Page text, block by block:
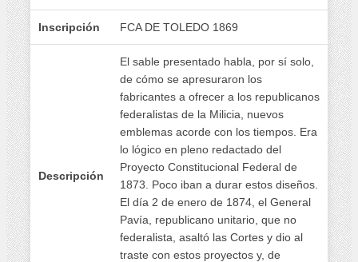
Inscripción FCA DE TOLEDO 1869
Descripción
El sable presentado habla, por sí solo,
de cómo se apresuraron los
fabricantes a ofrecer a los republicanos
federalistas de la Milicia, nuevos
emblemas acorde con los tiempos. Era
lo lógico en pleno redactado del
Proyecto Constitucional Federal de
1873. Poco iban a durar estos diseños.
El día 2 de enero de 1874, el General
Pavía, republicano unitario, que no
federalista, asaltó las Cortes y dio al
traste con estos proyectos y, de